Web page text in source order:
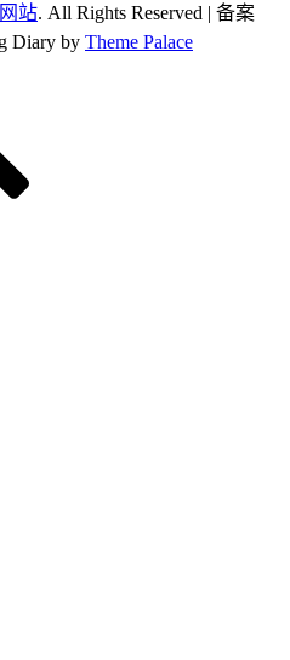
站. All Rights Reserved | 备案
Diary by Theme Palace